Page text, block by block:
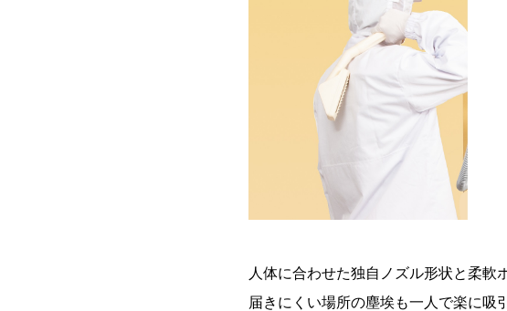
人体に合わせた独自ノズル形状と柔軟
届きにくい場所の塵埃も一人で楽に吸